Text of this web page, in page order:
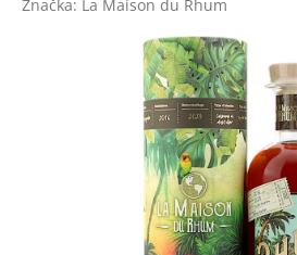
Značka: La Maison du Rhum